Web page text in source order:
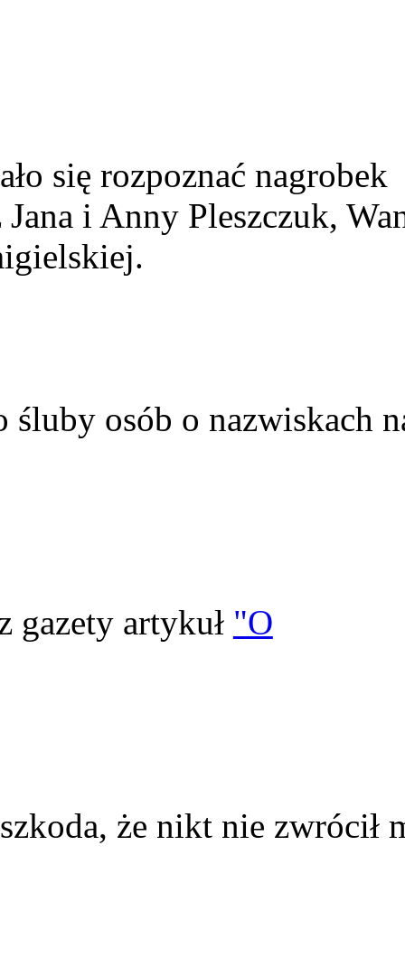
się rozpoznać nagrobek
i Anny Pleszczuk,
śluby osób o nazwiskach
gazety artykuł "O
że nikt nie zwrócił